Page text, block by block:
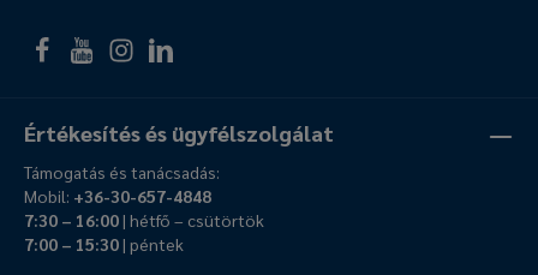
Értékesítés és ügyfélszolgálat
Támogatás és tanácsadás:
Mobil: +36-30-657-4848
7:30 – 16:00| hétfő – csütörtök
7:00 – 15:30| péntek